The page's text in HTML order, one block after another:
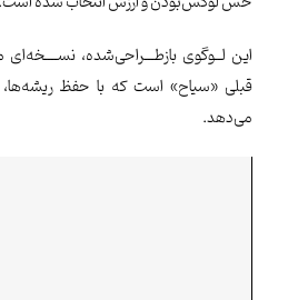
این لــوگوی بازطـــراحی‌شده،
قبلی «سیاح» است که با حفظ ریشه‌ها،
می‌دهد.